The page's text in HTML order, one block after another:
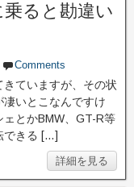
ると勘違い
Comments
ていますが、その状
いとこなんですけ
とかBMW、GT-R等
できる […]
詳細を見る